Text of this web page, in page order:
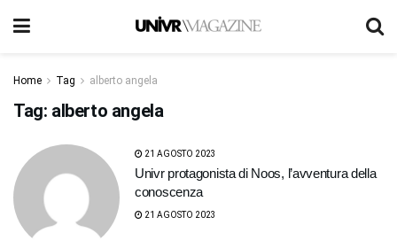
Home Tag alberto angela
Tag: alberto angela
21 AGOSTO 2023
Univr protagonista di Noos, l’avventura della
conoscenza
21 AGOSTO 2023